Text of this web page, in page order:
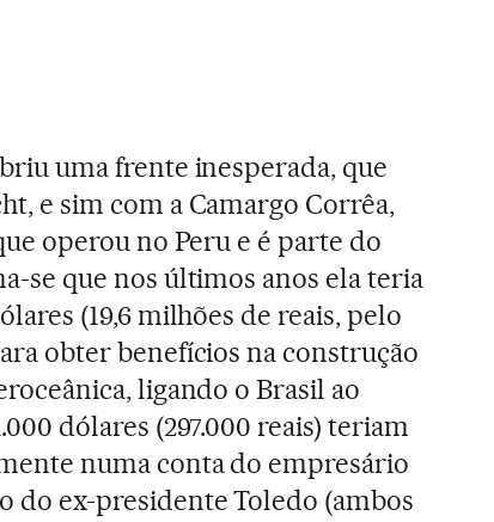
uma frente inesperada, que
e sim com a Camargo Corrêa,
operou no Peru e é parte do
se que nos últimos anos ela teria
(19,6 milhões de reais, pelo
obter benefícios na construção
ligando o Brasil ao
dólares (297.000 reais) teriam
numa conta do empresário
do ex-presidente Toledo (ambos